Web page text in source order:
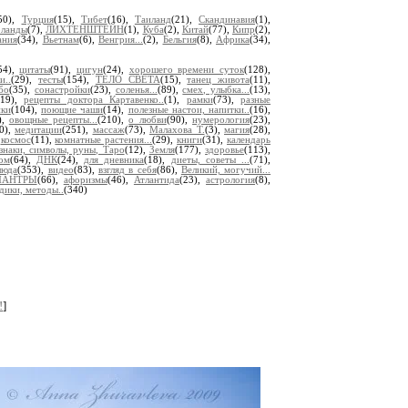
Турция(15), Тибет(16), Таиланд(21),Скандинавия(1),
(7), ЛИХТЕНШТЕЙН(1), Куба(2), Китай(77), Кипр(2),
(34), Вьетнам(6), Венгрия... (2), Бельгия(8), Африка(34),
цитаты(91),цигун(24), хорошего времени суток(128),
(29),тесты(154), ТЕЛО СВЕТА(15),танец живота(11),
(35),сонастройки(23), соленья... (89),смех, улыбка...(13),
рецепты доктора Картавенко..(1), рамки(73),разные
(104), поющие чаши(14), полезные настои, напитки.. (16),
овощные рецепты...(210),о любви(90),нумерология(23),
медитации(251), массаж(73), Малахова Т.(3), магия(28),
космос(11),комнатные растения...(29),книги(31), календарь
символы, руны, Таро(12), Земля(177),здоровье(113),
(64), ДНК(24), для дневника(18), диеты, советы ...(71),
(353), видео(83), взгляд в себя(86), Великий, могучий...
(66), афоризмы(46), Атлантида(23),астрология(8),
методы.. (340)
]